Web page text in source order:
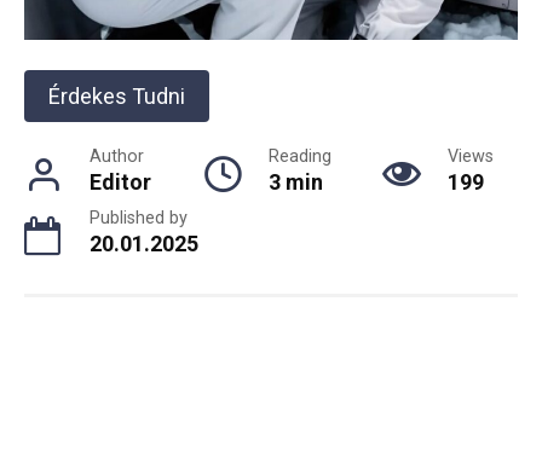
Érdekes Tudni
Author
Editor
Reading
3 min
Views
199
Published by
20.01.2025